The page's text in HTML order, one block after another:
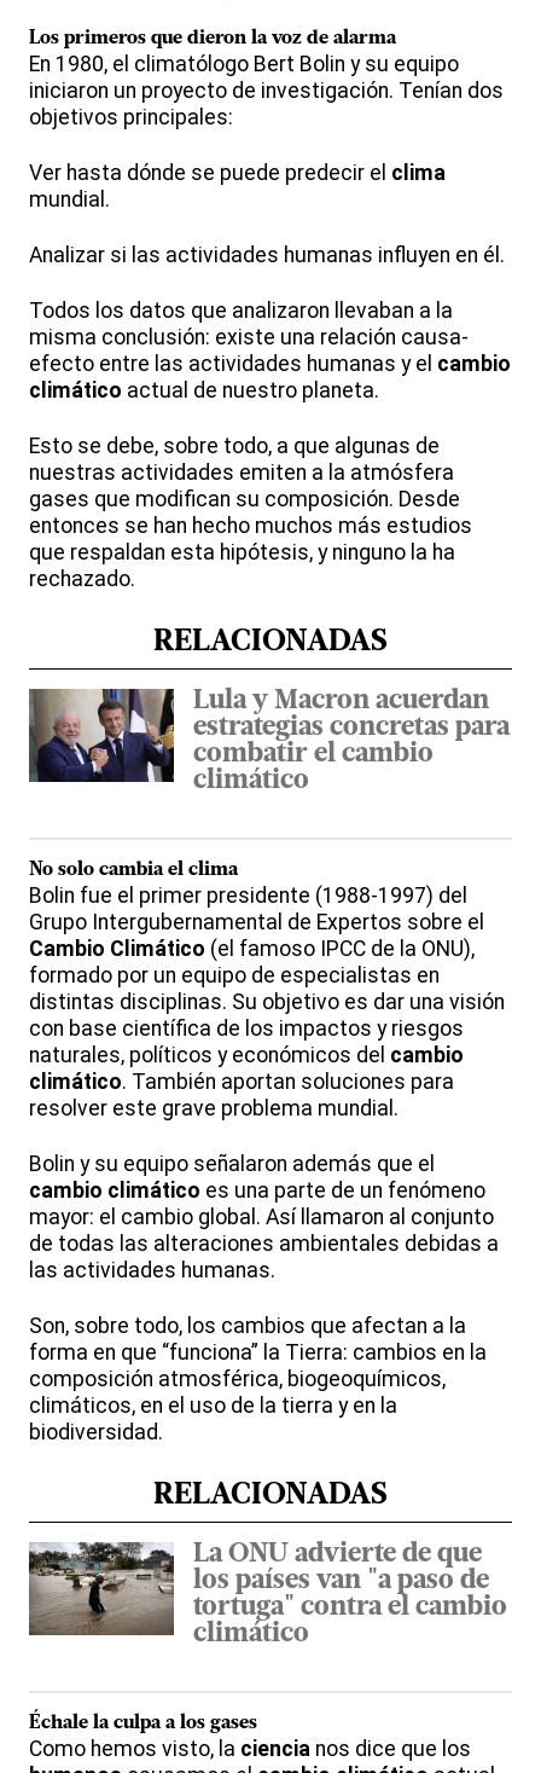
Los primeros que dieron la voz de alarma
En 1980, el climatólogo Bert Bolin y su equipo
iniciaron un proyecto de investigación. Tenían dos
objetivos principales:
Ver hasta dónde se puede predecir el clima
mundial.
Analizar si las actividades humanas influyen en él.
Todos los datos que analizaron llevaban a la
misma conclusión: existe una relación causa-
efecto entre las actividades humanas y el cambio
climático actual de nuestro planeta.
Esto se debe, sobre todo, a que algunas de
nuestras actividades emiten a la atmósfera
gases que modifican su composición. Desde
entonces se han hecho muchos más estudios
que respaldan esta hipótesis, y ninguno la ha
rechazado.
RELACIONADAS
Lula y Macron acuerdan
estrategias concretas para
combatir el cambio
climático
No solo cambia el clima
Bolin fue el primer presidente (1988-1997) del
Grupo Intergubernamental de Expertos sobre el
Cambio Climático (el famoso IPCC de la ONU),
formado por un equipo de especialistas en
distintas disciplinas. Su objetivo es dar una visión
con base científica de los impactos y riesgos
naturales, políticos y económicos del cambio
climático. También aportan soluciones para
resolver este grave problema mundial.
Bolin y su equipo señalaron además que el
cambio climático es una parte de un fenómeno
mayor: el cambio global. Así llamaron al conjunto
de todas las alteraciones ambientales debidas a
las actividades humanas.
Son, sobre todo, los cambios que afectan a la
forma en que “funciona” la Tierra: cambios en la
composición atmosférica, biogeoquímicos,
climáticos, en el uso de la tierra y en la
biodiversidad.
RELACIONADAS
La ONU advierte de que
los países van "a paso de
tortuga" contra el cambio
climático
Échale la culpa a los gases
Como hemos visto, la ciencia nos dice que los